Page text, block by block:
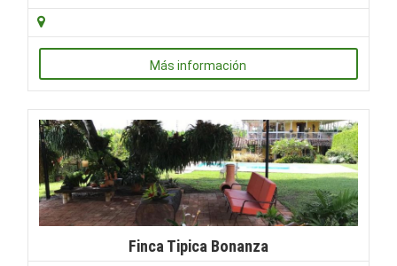
Más información
Finca Tipica Bonanza